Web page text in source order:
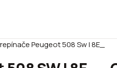
Peugeot 508 Sw I 8E_